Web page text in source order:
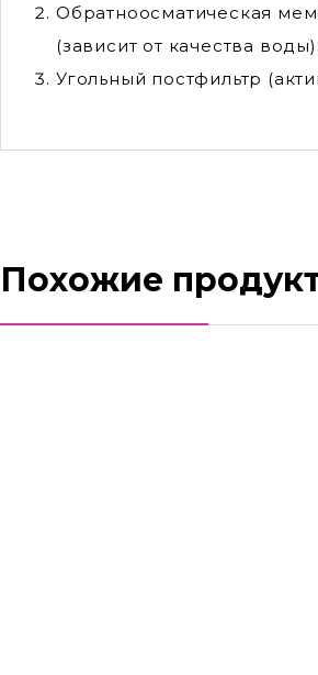
Обратноосматическая
(зависит от качества воды).
Угольный постфильтр
Похожие